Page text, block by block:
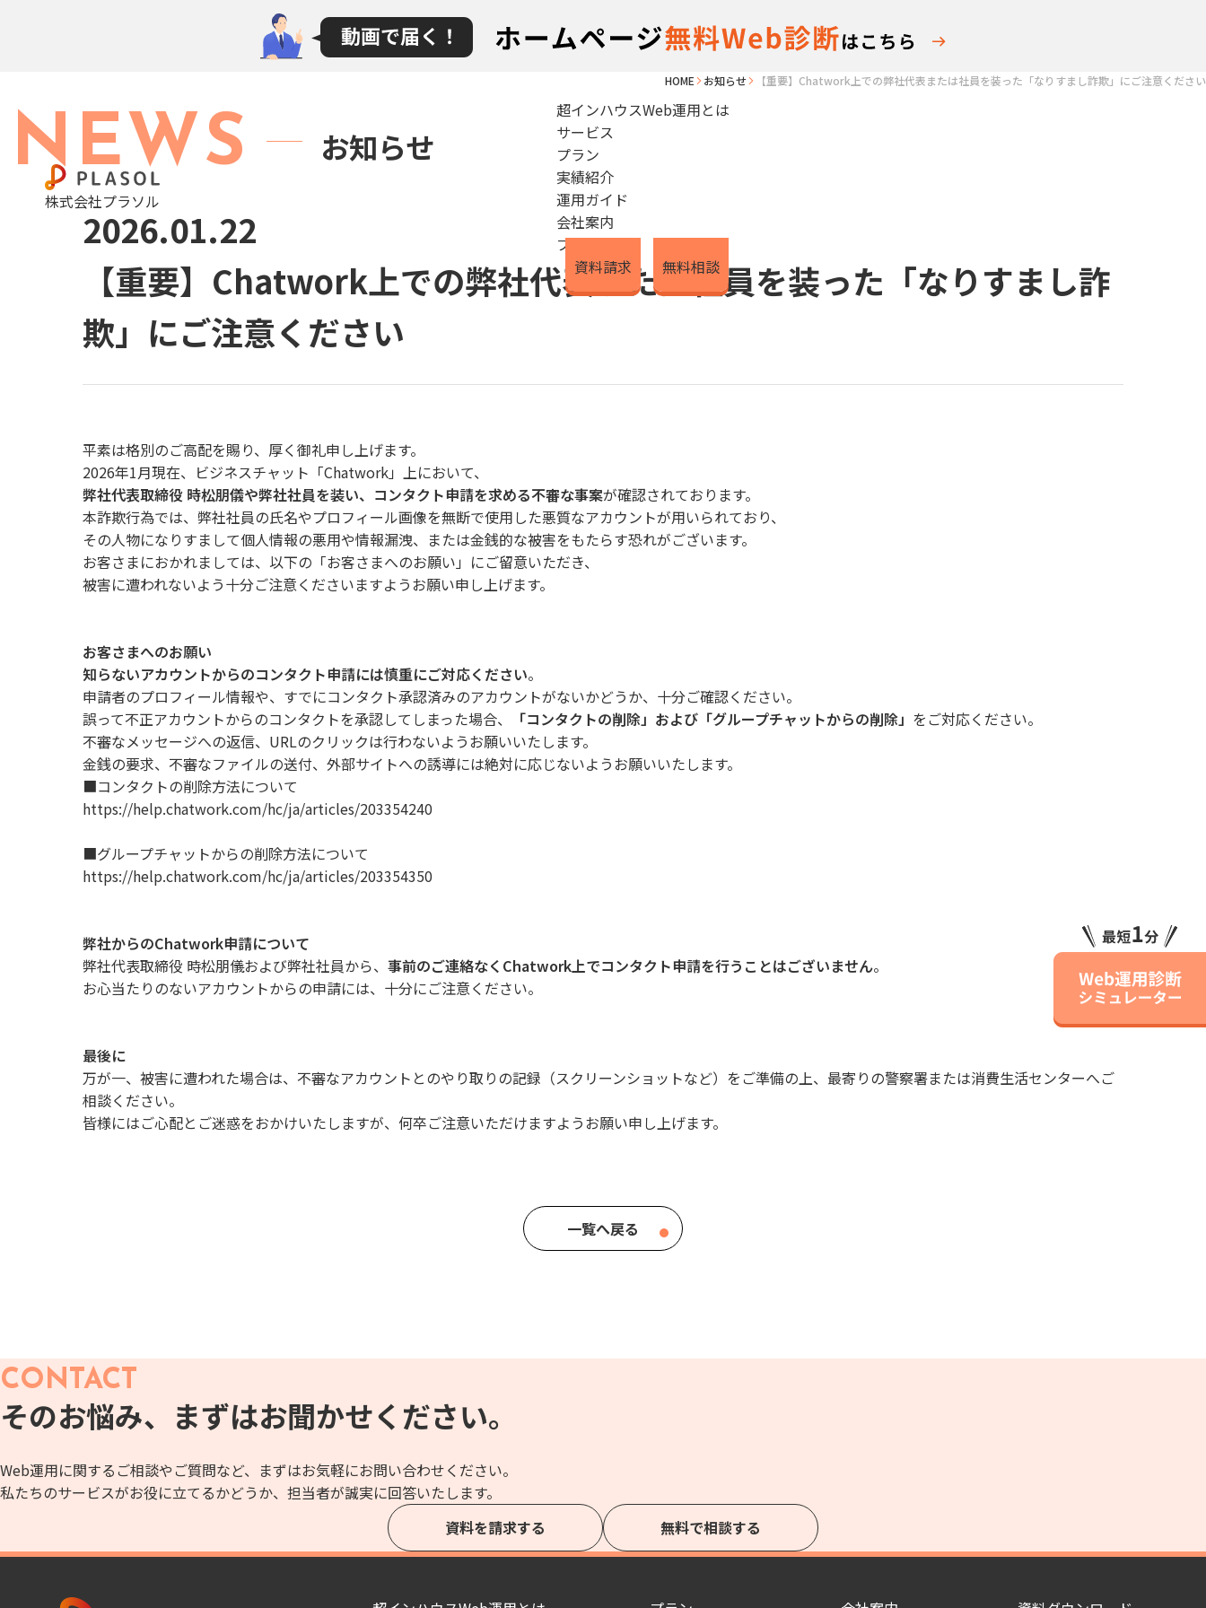
株式会社プラソル
超インハウスWeb運用とは
サービス
プラン
実績紹介
運用ガイド
会社案内
ブログ
資料請求
無料相談
HOME お知らせ 【重要】Chatwork上での弊社代表または社員を装った「なりすまし詐欺」にご注意ください
NEWS お知らせ
2026.01.22
【重要】Chatwork上での弊社代表または社員を装った「なりすまし詐
欺」にご注意ください
平素は格別のご高配を賜り、厚く御礼申し上げます。
2026年1月現在、ビジネスチャット「Chatwork」上において、
弊社代表取締役 時松朋儀や弊社社員を装い、コンタクト申請を求める不審な事案が確認されております。
本詐欺行為では、弊社社員の氏名やプロフィール画像を無断で使用した悪質なアカウントが用いられており、
その人物になりすまして個人情報の悪用や情報漏洩、または金銭的な被害をもたらす恐れがございます。
お客さまにおかれましては、以下の「お客さまへのお願い」にご留意いただき、
被害に遭われないよう十分ご注意くださいますようお願い申し上げます。
お客さまへのお願い
知らないアカウントからのコンタクト申請には慎重にご対応ください。
申請者のプロフィール情報や、すでにコンタクト承認済みのアカウントがないかどうか、十分ご確認ください。
誤って不正アカウントからのコンタクトを承認してしまった場合、
「コンタクトの削除」および「グループチャットからの削除」 をご対応ください。
不審なメッセージへの返信、URLのクリックは行わないようお願いいたします。
金銭の要求、不審なファイルの送付、外部サイトへの誘導には絶対に応じないようお願いいたします。
■コンタクトの削除方法について
https://help.chatwork.com/hc/ja/articles/203354240
■グループチャットからの削除方法について
https://help.chatwork.com/hc/ja/articles/203354350
弊社からのChatwork申請について
弊社代表取締役 時松朋儀および弊社社員から、 事前のご連絡なくChatwork上でコンタクト申請を行うことはございません。
お心当たりのないアカウントからの申請には、十分にご注意ください。
最後に
万が一、被害に遭われた場合は、不審なアカウントとのやり取りの記録（スクリーンショットなど）をご準備の上、最寄りの警察署または消費生活センターへご
相談ください。
皆様にはご心配とご迷惑をおかけいたしますが、何卒ご注意いただけますようお願い申し上げます。
一覧へ戻る
CONTACT
そのお悩み、 まずはお聞かせください。
Web運用に関するご相談やご質問など、 まずはお気軽にお問い合わせください。
私たちのサービスがお役に立てるかどうか、 担当者が誠実に回答いたします。
資料を請求する
無料で相談する